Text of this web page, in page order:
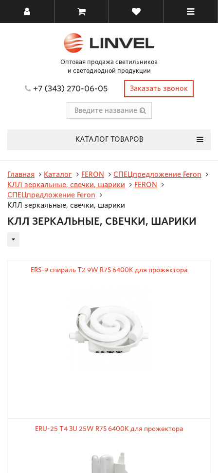
Оптовая продажа светильников
и светодиодной продукции
+7 (343) 270-06-05 Заказать звонок
КАТАЛОГ ТОВАРОВ
Главная Каталог FERON
СПЕЦпредложение Feron
КЛЛ зеркальные, свечки, шарики
FERON
СПЕЦпредложение Feron
КЛЛ зеркальные, свечки, шарики
КЛЛ ЗЕРКАЛЬНЫЕ, СВЕЧКИ, ШАРИКИ
ERS-9 спираль T2 9W R7S 6400K для прожектора
ERU-25 T4 3U 25W R7S 6400K для прожектора